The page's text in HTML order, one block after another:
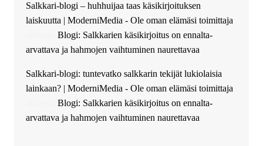
The Admin: High five! You’ve
successfully installed Simple
Ajax Chat.
Salkkari-blogi – huhhuijaa taas käsikirjoituksen
laiskuutta | ModerniMedia - Ole oman elämäsi toimittaja
Blogi: Salkkarien käsikirjoitus on ennalta-
arvattava ja hahmojen vaihtuminen naurettavaa
Salkkari-blogi: tuntevatko salkkarin tekijät lukiolaisia
lainkaan? | ModerniMedia - Ole oman elämäsi toimittaja
Blogi: Salkkarien käsikirjoitus on ennalta-
arvattava ja hahmojen vaihtuminen naurettavaa